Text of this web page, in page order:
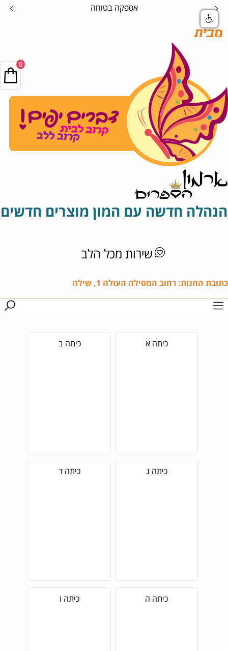
קנה אונליין במהירות ללא
מבית
הנהלה חדשה עם המון מוצרים חדשים
שירות מכל הלב
כתובת החנות: רחוב המסילה העולה 1, שילה
כיתה א כיתה ב
כיתה ג כיתה ד
כיתה ה כיתה ו
0